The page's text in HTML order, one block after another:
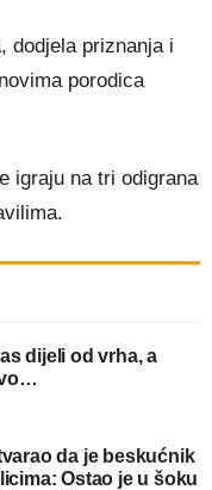
dodjela priznanja i
porodica
igraju na tri odigrana
dijeli od vrha, a
da je beskućnik
Ostao je u šoku